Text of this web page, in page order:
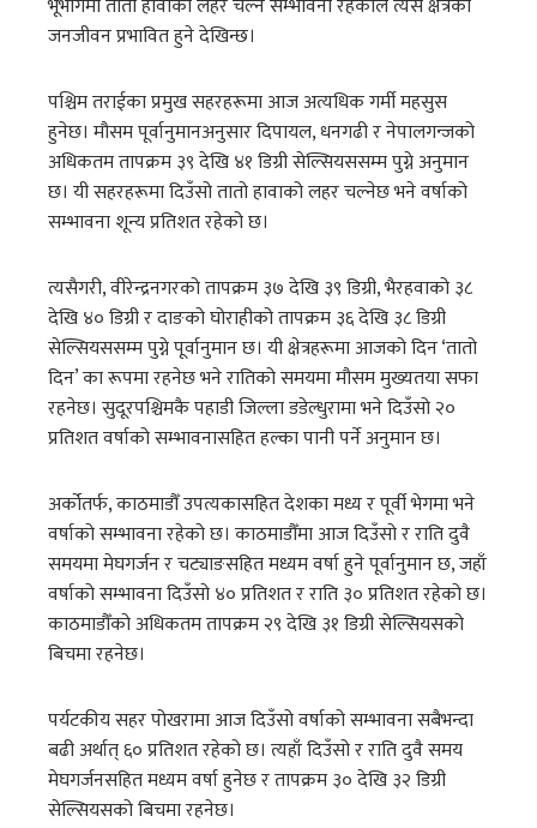
जनजीवन प्रभावित हुने देखिन्छ।
पश्चिम तराईका प्रमुख सहरहरूमा आज अत्यधिक गर्मी महसुस
हुनेछ। मौसम पूर्वानुमानअनुसार दिपायल, धनगढी र नेपालगन्जको
अधिकतम तापक्रम ३९ देखि ४१ डिग्री सेल्सियससम्म पुग्ने अनुमान
छ। यी सहरहरूमा दिउँसो तातो हावाको लहर चल्नेछ भने वर्षाको
सम्भावना शून्य प्रतिशत रहेको छ।
त्यसैगरी, वीरेन्द्रनगरको तापक्रम ३७ देखि ३९ डिग्री, भैरहवाको ३८
देखि ४० डिग्री र दाङको घोराहीको तापक्रम ३६ देखि ३८ डिग्री
सेल्सियससम्म पुग्ने पूर्वानुमान छ। यी क्षेत्रहरूमा आजको दिन ‘तातो
दिन’ का रूपमा रहनेछ भने रातिको समयमा मौसम मुख्यतया सफा
रहनेछ। सुदूरपश्चिमकै पहाडी जिल्ला डडेल्धुरामा भने दिउँसो २०
प्रतिशत वर्षाको सम्भावनासहित हल्का पानी पर्ने अनुमान छ।
अर्कोतर्फ, काठमाडौँ उपत्यकासहित देशका मध्य र पूर्वी भेगमा भने
वर्षाको सम्भावना रहेको छ। काठमाडौँमा आज दिउँसो र राति दुवै
समयमा मेघगर्जन र चट्याङसहित मध्यम वर्षा हुने पूर्वानुमान छ, जहाँ
वर्षाको सम्भावना दिउँसो ४० प्रतिशत र राति ३० प्रतिशत रहेको छ।
काठमाडौँको अधिकतम तापक्रम २९ देखि ३१ डिग्री सेल्सियसको
बिचमा रहनेछ।
पर्यटकीय सहर पोखरामा आज दिउँसो वर्षाको सम्भावना सबैभन्दा
बढी अर्थात् ६० प्रतिशत रहेको छ। त्यहाँ दिउँसो र राति दुवै समय
मेघगर्जनसहित मध्यम वर्षा हुनेछ र तापक्रम ३० देखि ३२ डिग्री
सेल्सियसको बिचमा रहनेछ।